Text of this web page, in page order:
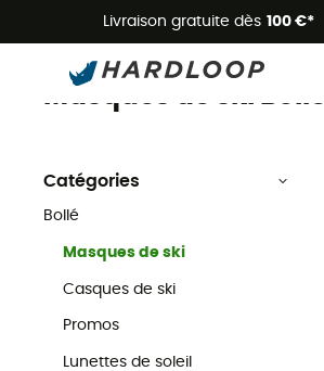
Livraison gratuite dès 100 €*
Marques Bollé Masques de ski
Masques de ski Bollé
Catégories
Bollé
Masques de ski
Casques de ski
Promos
Lunettes de soleil